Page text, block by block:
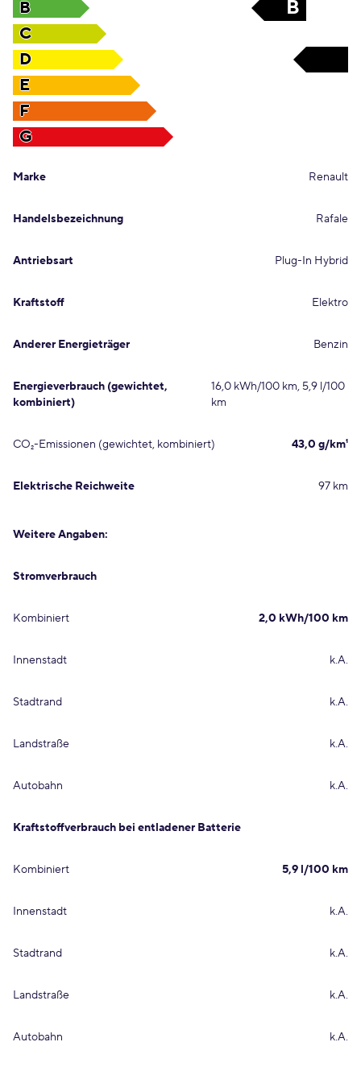
B B
C
D
E
F
G
Marke Renault
Handelsbezeichnung Rafale
Antriebsart Plug-In Hybrid
Kraftstoff Elektro
Anderer Energieträger Benzin
Energieverbrauch (gewichtet,
kombiniert)
16,0 kWh/100 km, 5,9 l/100
km
CO₂-Emissionen (gewichtet, kombiniert) 43,0 g/km¹
Elektrische Reichweite 97 km
Weitere Angaben:
Stromverbrauch
Kombiniert 2,0 kWh/100 km
Innenstadt k.A.
Stadtrand k.A.
Landstraße k.A.
Autobahn k.A.
Kraftstoffverbrauch bei entladener Batterie
Kombiniert 5,9 l/100 km
Innenstadt k.A.
Stadtrand k.A.
Landstraße k.A.
Autobahn k.A.